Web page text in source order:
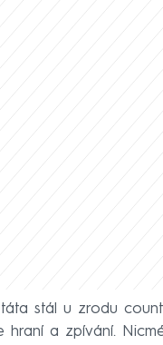
stál u zrodu
a zpívání.